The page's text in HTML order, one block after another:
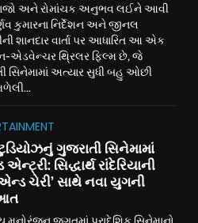
અને રોમાંચક અનુભવ લઈને આવી
કુમારના નિર્દેશન અને જીનલ
શાનદાર વાર્તા પર આધારિત આ એક
એડવેન્ચર થ્રિલર ફિલ્મ છે, જે
સિનેમામાં અત્યાર સુધી બહુ ઓછી
ગુજરાતી સિનેમામાં
એન્ટ્રી: સિદ્ધાર્થ રાંદેરિયાની
એન્ડ ચેરી’ સાથે નવા યુગની
મનોરંજન જગતમાં પ્રાદેશિક સિનેમાનો